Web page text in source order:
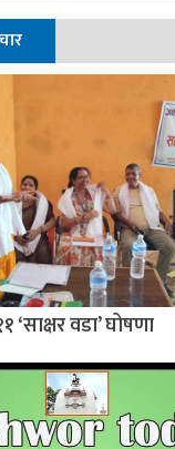
वडा’ घोषणा